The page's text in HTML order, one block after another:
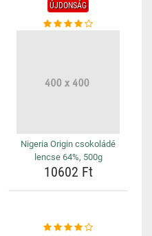
ÚJDONSÁG
Nigeria Origin csokoládé
lencse 64%, 500g
10602 Ft